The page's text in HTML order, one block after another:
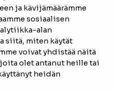
ja kävijämäärämme
sosiaalisen
alan
siitä, miten käytät
voivat yhdistää näitä
olet antanut heille tai
heidän